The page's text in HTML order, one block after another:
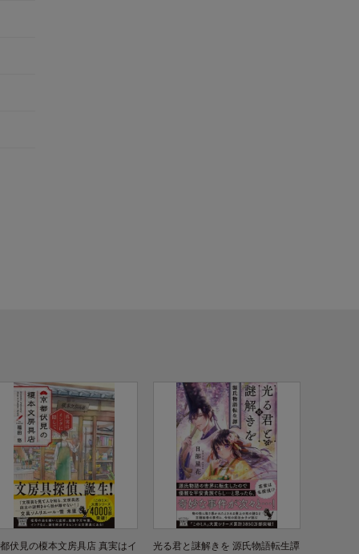
伏見の榎本文房具店 真実はイ
光る君と謎解きを 源氏物語転生譚